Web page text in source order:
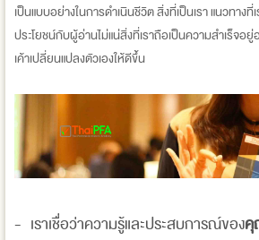
เป็นแบบอย่างในการดำเนินชีวิต สิ่งที่เป็นเรา แนวทางที่
ประโยชน์กับผู้อ่านไม่แน่สิ่งที่เราถือเป็นความสำเร็จอ
เค้าเปลี่ยนแปลงตัวเองให้ดีขึ้น
- เราเชื่อว่าความรู้และประสบการณ์ของคุ